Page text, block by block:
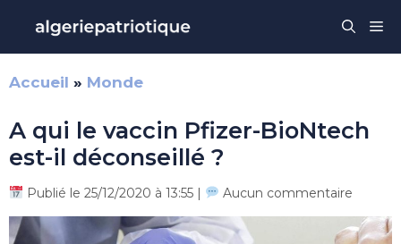
contenu
Accueil » Monde
A qui le vaccin Pfizer-BioNtech
est-il déconseillé ?
Publié le 25/12/2020 à 13:55 | Aucun commentaire